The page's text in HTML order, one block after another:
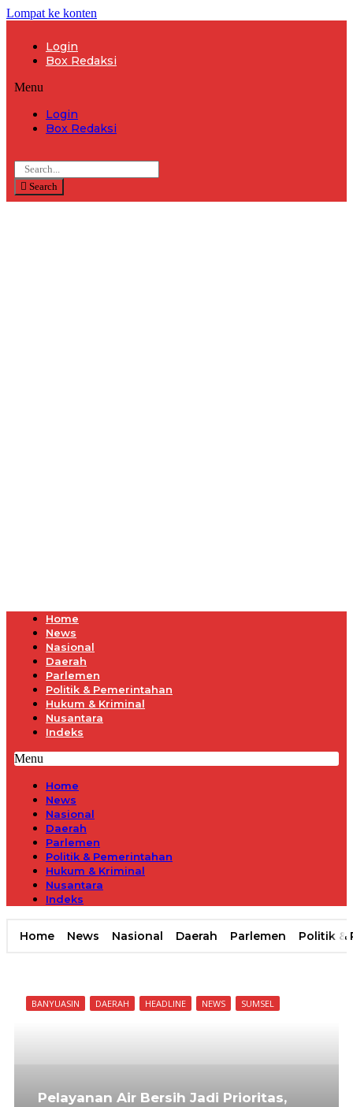
Lompat ke konten
Login
Box Redaksi
Menu
Login
Box Redaksi
Search
Home
News
Nasional
Daerah
Parlemen
Politik & Pemerintahan
Hukum & Kriminal
Nusantara
Indeks
Menu
Home
News
Nasional
Daerah
Parlemen
Politik & Pemerintahan
Hukum & Kriminal
Nusantara
Indeks
Home News Nasional Daerah Parlemen Politik &
Pelayanan Air Bersih Jadi Prioritas,
BANYUASIN DAERAH HEADLINE NEWS SUMSEL